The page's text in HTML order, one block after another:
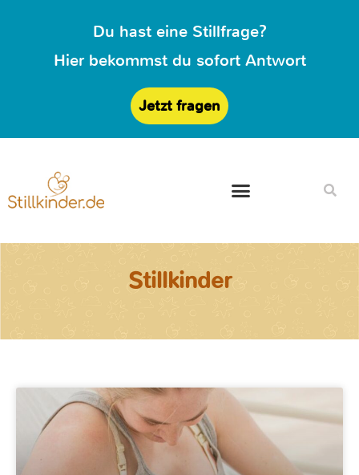
Du hast eine Stillfrage?
Hier bekommst du sofort Antwort
Jetzt fragen
Stillkinder